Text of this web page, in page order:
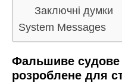
Заключні думки
System Messages
Фальшиве судове
розроблене для